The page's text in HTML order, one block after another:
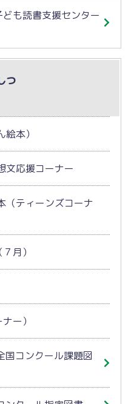
ども読書支援センター
つ
本）
応援コーナー
ティーンズコーナ
月）
ー）
国コンクール課題図